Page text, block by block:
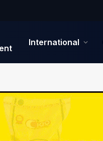
International